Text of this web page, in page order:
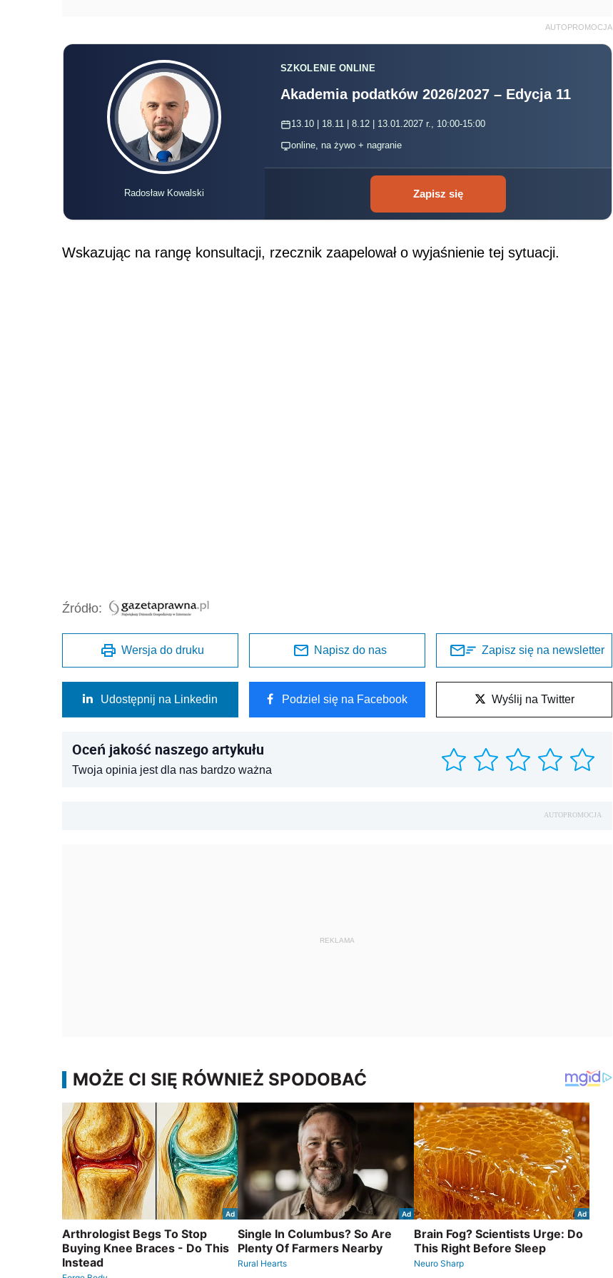
AUTOPROMOCJA
Radosław Kowalski
SZKOLENIE ONLINE
Akademia podatków 2026/2027 – Edycja 11
13.10 | 18.11 | 8.12 | 13.01.2027 r., 10:00-15:00
online, na żywo + nagranie
Zapisz się
Wskazując na rangę konsultacji, rzecznik zaapelował o wyjaśnienie tej sytuacji.
Źródło:
Wersja do druku Napisz do nas Zapisz się na newsletter
Udostępnij na Linkedin Podziel się na Facebook Wyślij na Twitter
Oceń jakość naszego artykułu
Twoja opinia jest dla nas bardzo ważna
AUTOPROMOCJA
REKLAMA